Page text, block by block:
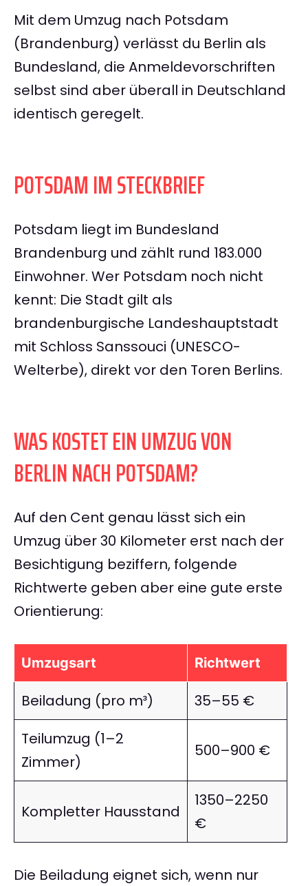
Mit dem Umzug nach Potsdam
(Brandenburg) verlässt du Berlin als
Bundesland, die Anmeldevorschriften
selbst sind aber überall in Deutschland
identisch geregelt.
POTSDAM IM STECKBRIEF
Potsdam liegt im Bundesland
Brandenburg und zählt rund 183.000
Einwohner. Wer Potsdam noch nicht
kennt: Die Stadt gilt als
brandenburgische Landeshauptstadt
mit Schloss Sanssouci (UNESCO-
Welterbe), direkt vor den Toren Berlins.
WAS KOSTET EIN UMZUG VON
BERLIN NACH POTSDAM?
Auf den Cent genau lässt sich ein
Umzug über 30 Kilometer erst nach der
Besichtigung beziffern, folgende
Richtwerte geben aber eine gute erste
Orientierung:
Umzugsart Richtwert
Beiladung (pro m³)
35–55 €
Teilumzug (1–2
Zimmer)
500–900 €
Kompletter Hausstand
1350–2250
€
Die Beiladung eignet sich, wenn nur